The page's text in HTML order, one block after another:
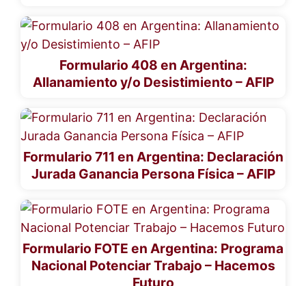
Formulario 408 en Argentina:
Allanamiento y/o Desistimiento – AFIP
Formulario 711 en Argentina: Declaración
Jurada Ganancia Persona Física – AFIP
Formulario FOTE en Argentina: Programa
Nacional Potenciar Trabajo – Hacemos
Futuro